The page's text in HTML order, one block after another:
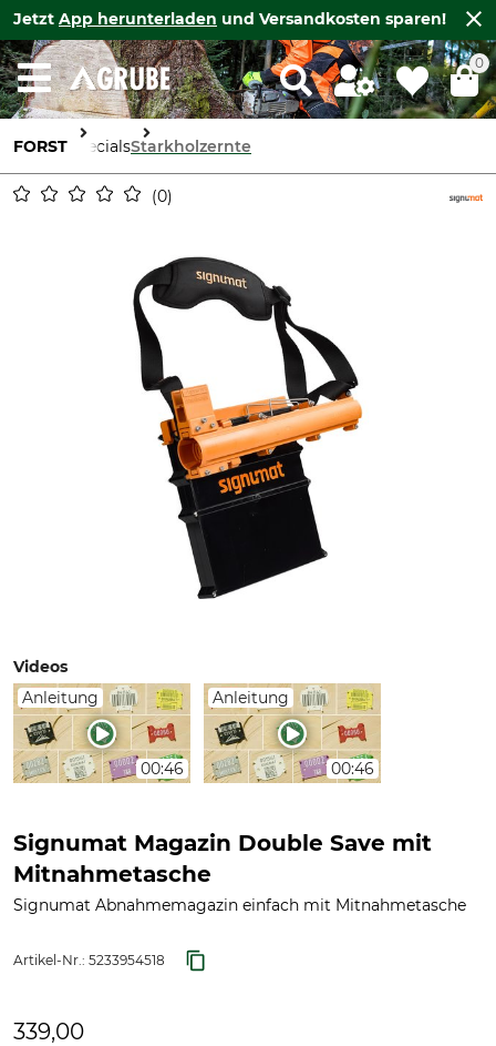
Jetzt App herunterladen und Versandkosten sparen!
0
FORST SpecialsStarkholzernte
0
Videos
Anleitung
00:46
Anleitung
00:46
Signumat Magazin Double Save mit
Mitnahmetasche
Signumat Abnahmemagazin einfach mit Mitnahmetasche
Artikel-Nr.: 5233954518
339,00